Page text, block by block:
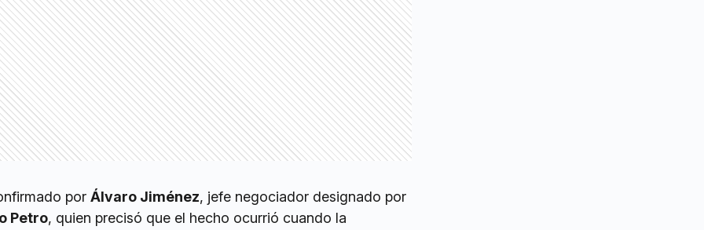
por Álvaro Jiménez, jefe negociador designado por
Petro, quien precisó que el hecho ocurrió cuando la